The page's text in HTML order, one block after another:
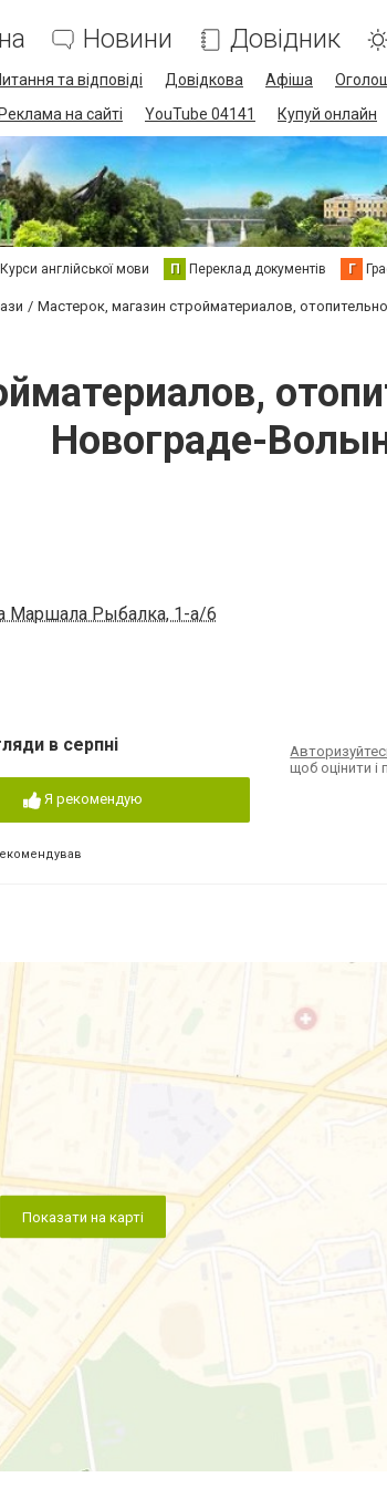
Новини Довідник
та відповіді Довідкова Афіша
Реклама на сайті YouTube 04141 Купуй онлайн
Курси англійської мови П Переклад документів Г
Мастерок, магазин стройматериалов,
Новограде-
Маршала Рыбалка, 1-а/6
в серпні
Я рекомендую
щоб оцінити
Показати на карті